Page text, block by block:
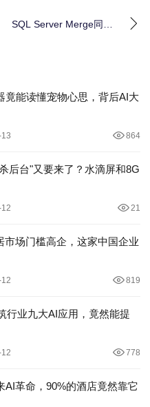
SQL Server Merge同步
竟能读懂宠物心思，背后AI大
864
杀后台"又要来了？水滴屏和8G
21
市场门槛高企，这家中国企业
819
行业九大AI应用，竟然能提
778
AI革命，90%的酒店竟然靠它